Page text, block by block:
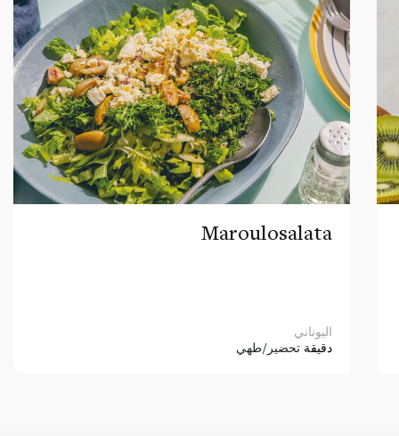
Maroulosalata
اليوناني
دقيقة تحضير/طهي